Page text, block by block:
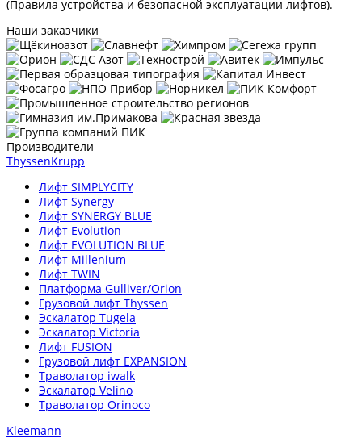
(Правила устройства и безопасной эксплуатации лифтов).
Наши заказчики
Производители
ThyssenKrupp
Лифт SIMPLYCITY
Лифт Synergy
Лифт SYNERGY BLUE
Лифт Evolution
Лифт EVOLUTION BLUE
Лифт Millenium
Лифт TWIN
Платформа Gulliver/Orion
Грузовой лифт Thyssen
Эскалатор Tugela
Эскалатор Victoria
Лифт FUSION
Грузовой лифт EXPANSION
Траволатор iwalk
Эскалатор Velino
Траволатор Orinoco
Kleemann